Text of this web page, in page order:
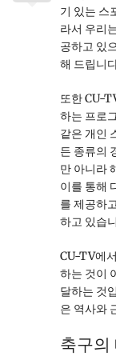
기 있는 스
라서 우리
공하고 있
해 드립니
또한 CU-
하는 프로
같은 개인
든 종류의
만 아니라
이를 통해
를 제공하
하고 있습
CU-TV에
하는 것이
달하는 것
은 역사와
축구의